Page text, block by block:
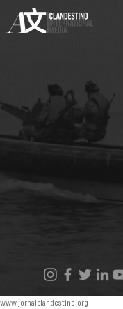
www.jornalclandestino.org